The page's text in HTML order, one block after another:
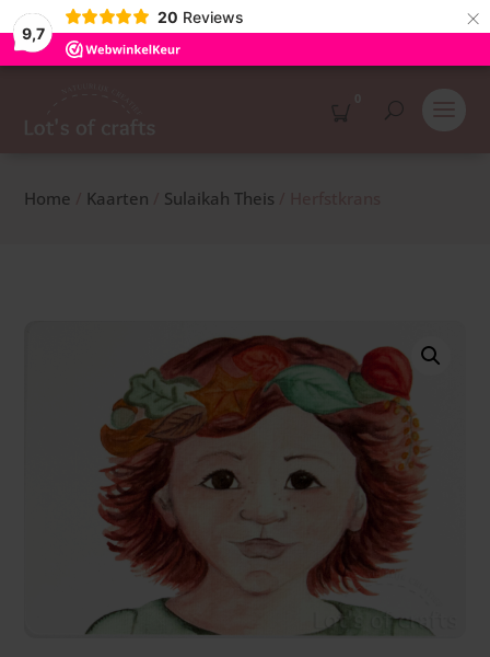
9,7
20 Reviews ×
Home Kaarten Sulaikah Theis